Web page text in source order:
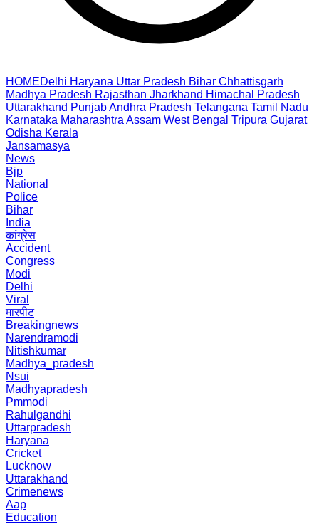
HOMEDelhi Haryana Uttar Pradesh Bihar Chhattisgarh
Madhya Pradesh Rajasthan Jharkhand Himachal Pradesh
Uttarakhand PunjabAndhra Pradesh Telangana Tamil Nadu
Karnataka Maharashtra Assam West Bengal Tripura Gujarat
Odisha Kerala
Jansamasya
News
Bjp
National
Police
Bihar
India
कांग्रेस
Accident
Congress
Modi
Delhi
Viral
मारपीट
Breakingnews
Narendramodi
Nitishkumar
Madhya_pradesh
Nsui
Madhyapradesh
Pmmodi
Rahulgandhi
Uttarpradesh
Haryana
Cricket
Lucknow
Uttarakhand
Crimenews
Aap
Education